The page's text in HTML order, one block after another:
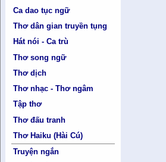
Ca dao tục ngữ
Thơ dân gian truyền tụng
Hát nói - Ca trù
Thơ song ngữ
Thơ dịch
Thơ nhạc - Thơ ngâm
Tập thơ
Thơ đấu tranh
Thơ Haiku (Hài Cú)
Truyện ngắn